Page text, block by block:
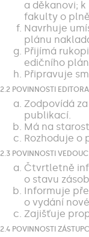
a děkanovi; k
fakulty o
Navrhuje
plánu
Přijímá
edičního
Připravuje
2.2 POVINNOSTI EDITORA
Zodpovídá
publikací.
Má na
Rozhoduje
2.3 POVINNOSTI
Čtvrtletně
o stavu
Informuje
o vydání
Zajišťuje
2.4 POVINNOSTI